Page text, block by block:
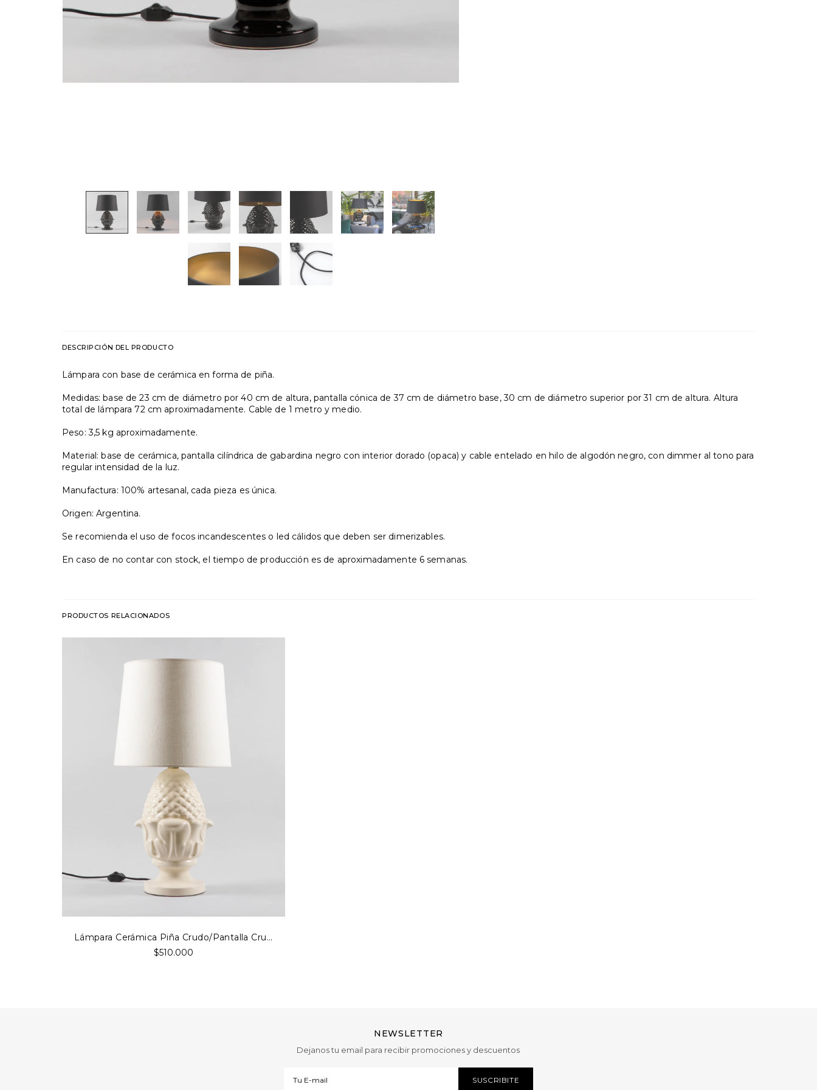
DESCRIPCIÓN DEL PRODUCTO
Lámpara con base de cerámica en forma de piña.
Medidas: base de 23 cm de diámetro por 40 cm de altura, pantalla cónica de 37 cm de diámetro base, 30 cm de diámetro superior por 31 cm de altura. Altura
total de lámpara 72 cm aproximadamente. Cable de 1 metro y medio.
Peso: 3,5 kg aproximadamente.
Material: base de cerámica, pantalla cilíndrica de gabardina negro con interior dorado (opaca) y cable entelado en hilo de algodón negro, con dimmer al tono para
regular intensidad de la luz.
Manufactura: 100% artesanal, cada pieza es única.
Origen: Argentina.
Se recomienda el uso de focos incandescentes o led cálidos que deben ser dimerizables.
En caso de no contar con stock, el tiempo de producción es de aproximadamente 6 semanas.
PRODUCTOS RELACIONADOS
Lámpara Cerámica Piña Crudo/Pantalla Cru...
$510.000
NEWSLETTER
Dejanos tu email para recibir promociones y descuentos